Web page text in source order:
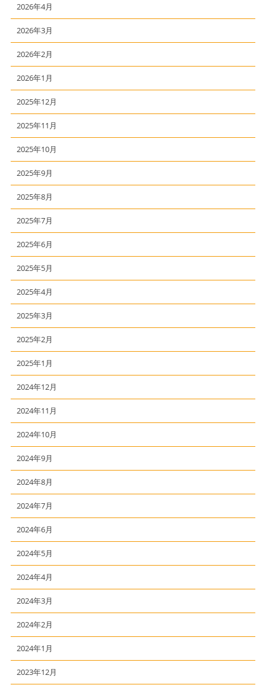
2026年4月
2026年3月
2026年2月
2026年1月
2025年12月
2025年11月
2025年10月
2025年9月
2025年8月
2025年7月
2025年6月
2025年5月
2025年4月
2025年3月
2025年2月
2025年1月
2024年12月
2024年11月
2024年10月
2024年9月
2024年8月
2024年7月
2024年6月
2024年5月
2024年4月
2024年3月
2024年2月
2024年1月
2023年12月